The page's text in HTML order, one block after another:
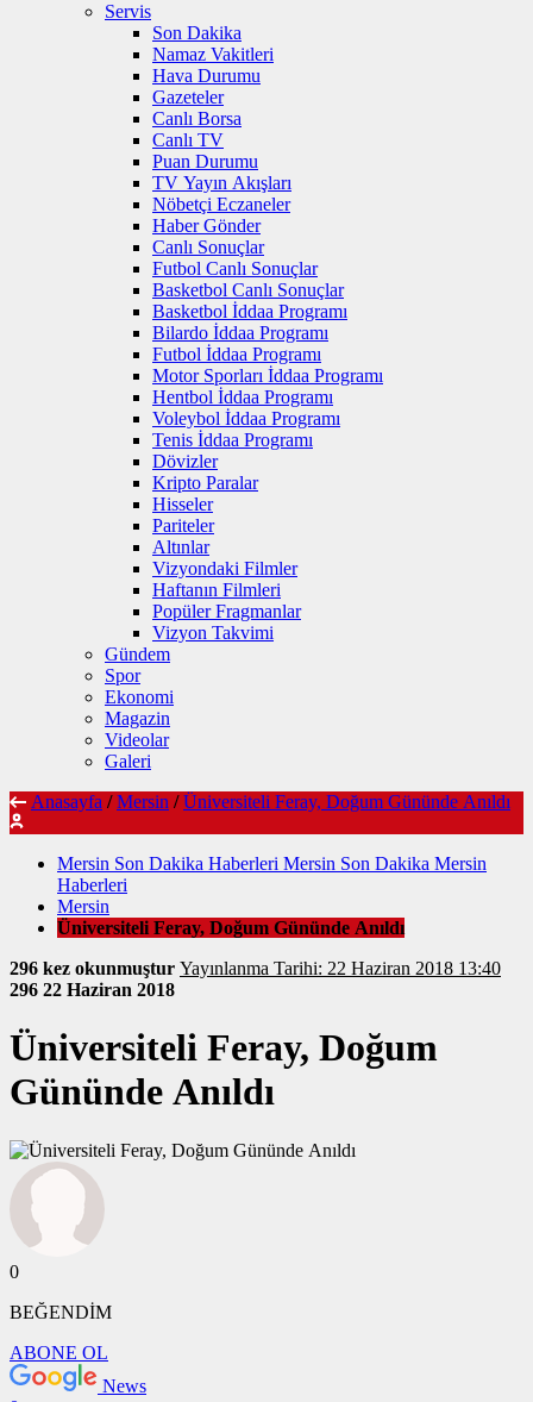
Servis
Son Dakika
Namaz Vakitleri
Hava Durumu
Gazeteler
Canlı Borsa
Canlı TV
Puan Durumu
TV Yayın Akışları
Nöbetçi Eczaneler
Haber Gönder
Canlı Sonuçlar
Futbol Canlı Sonuçlar
Basketbol Canlı Sonuçlar
Basketbol İddaa Programı
Bilardo İddaa Programı
Futbol İddaa Programı
Motor Sporları İddaa Programı
Hentbol İddaa Programı
Voleybol İddaa Programı
Tenis İddaa Programı
Dövizler
Kripto Paralar
Hisseler
Pariteler
Altınlar
Vizyondaki Filmler
Haftanın Filmleri
Popüler Fragmanlar
Vizyon Takvimi
Gündem
Spor
Ekonomi
Magazin
Videolar
Galeri
Anasayfa / Mersin / Üniversiteli Feray, Doğum Gününde Anıldı
Mersin Son Dakika Haberleri Mersin Son Dakika Mersin
Haberleri
Mersin
Üniversiteli Feray, Doğum Gününde Anıldı
296 kez okunmuştur
Yayınlanma Tarihi: 22 Haziran 2018 13:40
296 22 Haziran 2018
Üniversiteli Feray, Doğum
Gününde Anıldı
0
BEĞENDİM
ABONE OL
News